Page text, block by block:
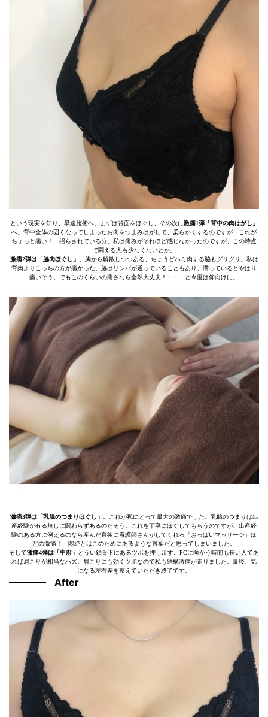
という現実を知り、早速施術へ。まずは背面をほぐし、その次に激痛1弾「背中の肉はがし」
へ。背中全体の固くなってしまったお肉をつまみはがして、柔らかくするのですが、これが
ちょっと痛い！ 揺らされている分、私は痛みがそれほど感じなかったのですが、この時点
で悶える人も少なくないとか。
激痛2弾は「脇肉ほぐし」
。胸から解散しつつある、ちょうどハミ肉する脇もグリグリ。私は
背肉よりこっちの方が痛かった。脇はリンパが通っていることもあり、滞っているとやはり
痛いそう。でもこのくらいの痛さなら全然大丈夫！・・・と今度は仰向けに。
激痛3弾は「乳腺のつまりほぐし」
。これが私にとって最大の激痛でした。乳腺のつまりは出
産経験が有る無しに関わらずあるのだそう。これを丁寧にほぐしてもらうのですが、出産経
験のある方に例えるのなら産んだ直後に看護師さんがしてくれる「おっぱいマッサージ」ほ
どの激痛！ 悶絶とはこのためにあるような言葉だと思ってしまいました。
そして激痛4弾は「中府」
とうい鎖骨下にあるツボを押し流す。PCに向かう時間も長い人であ
れば肩こりが相当なハズ。肩こりにも効くツボなので私も結構激痛が走りました。最後、気
になる左右差を整えていただき終了です。
After